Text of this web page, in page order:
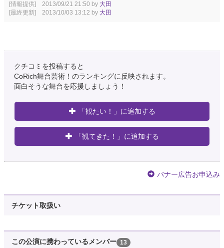
[情報提供] 2013/09/21 21:50 by 大田
[最終更新] 2013/10/03 13:12 by 大田
クチコミを投稿すると
CoRich舞台芸術！のランキングに反映されます。
面白そうな舞台を応援しましょう！
「観たい！」に追加する
「観てきた！」に追加する
バナー広告お申込み
チケット取扱い
この公演に携わっているメンバー 13